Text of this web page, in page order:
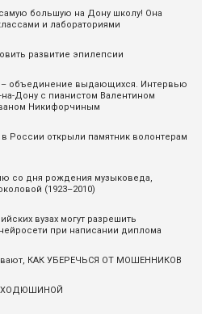
большую на Дону школу! Она
и лабораториями
развитие эпилепсии
объединение выдающихся. Интервью
Дону с пианистом Валентином
Никифорчиным
России открыли памятник волонтерам
со дня рождения музыковеда,
(1923–2010)
вузах могут разрешить
при написании диплома
КАК УБЕРЕЧЬСЯ ОТ МОШЕННИКОВ
ХОДЮШИНОЙ